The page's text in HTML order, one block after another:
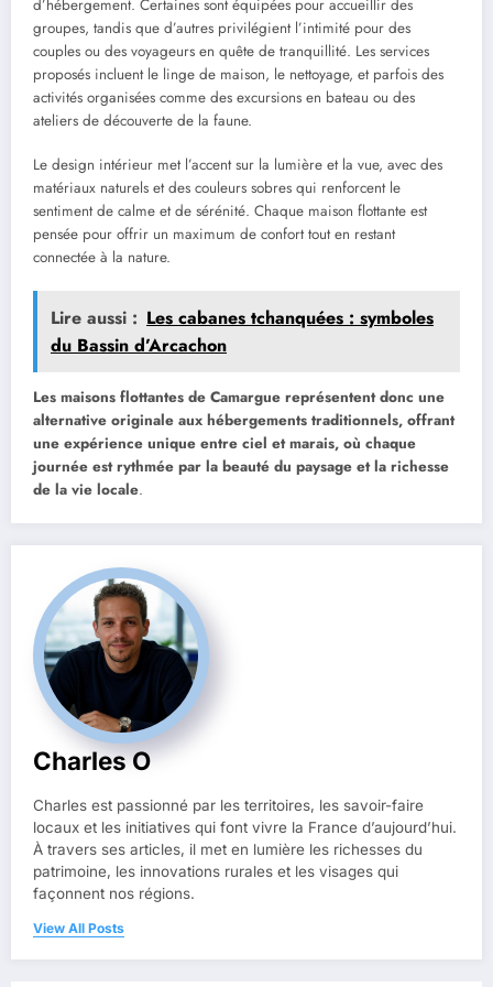
d’hébergement. Certaines sont équipées pour accueillir des
groupes, tandis que d’autres privilégient l’intimité pour des
couples ou des voyageurs en quête de tranquillité. Les services
proposés incluent le linge de maison, le nettoyage, et parfois des
activités organisées comme des excursions en bateau ou des
ateliers de découverte de la faune.
Le design intérieur met l’accent sur la lumière et la vue, avec des
matériaux naturels et des couleurs sobres qui renforcent le
sentiment de calme et de sérénité. Chaque maison flottante est
pensée pour offrir un maximum de confort tout en restant
connectée à la nature.
Lire aussi : Les cabanes tchanquées : symboles
du Bassin d’Arcachon
Les maisons flottantes de Camargue représentent donc une
alternative originale aux hébergements traditionnels, offrant
une expérience unique entre ciel et marais, où chaque
journée est rythmée par la beauté du paysage et la richesse
de la vie locale.
Charles O
Charles est passionné par les territoires, les savoir-faire
locaux et les initiatives qui font vivre la France d’aujourd’hui.
À travers ses articles, il met en lumière les richesses du
patrimoine, les innovations rurales et les visages qui
façonnent nos régions.
View All Posts